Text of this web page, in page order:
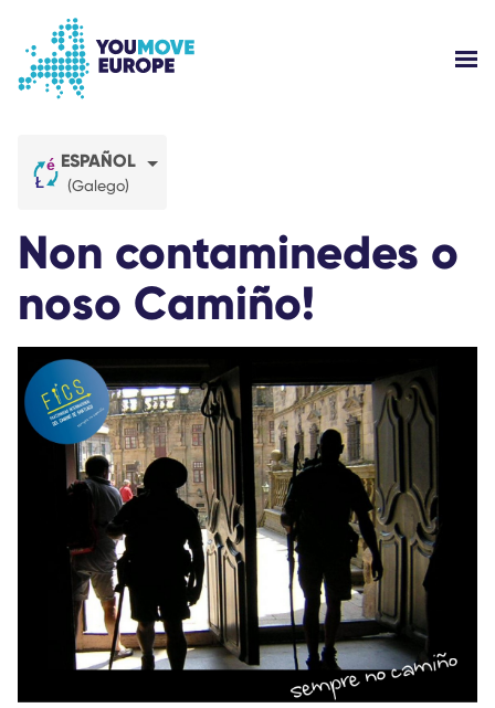
INICIAR SESIÓN
AYUDA
ESPAÑOL
(Galego)
Non contaminedes o
noso Camiño!